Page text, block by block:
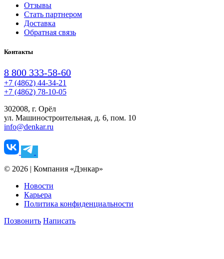
Отзывы
Стать партнером
Доставка
Обратная связь
Контакты
8 800 333-58-60
+7 (4862) 44-34-21
+7 (4862) 78-10-05
302008, г. Орёл
ул. Машиностроительная, д. 6, пом. 10
info@denkar.ru
© 2026 | Компания «Дэнкар»
Новости
Карьера
Политика конфиденциальности
Позвонить Написать